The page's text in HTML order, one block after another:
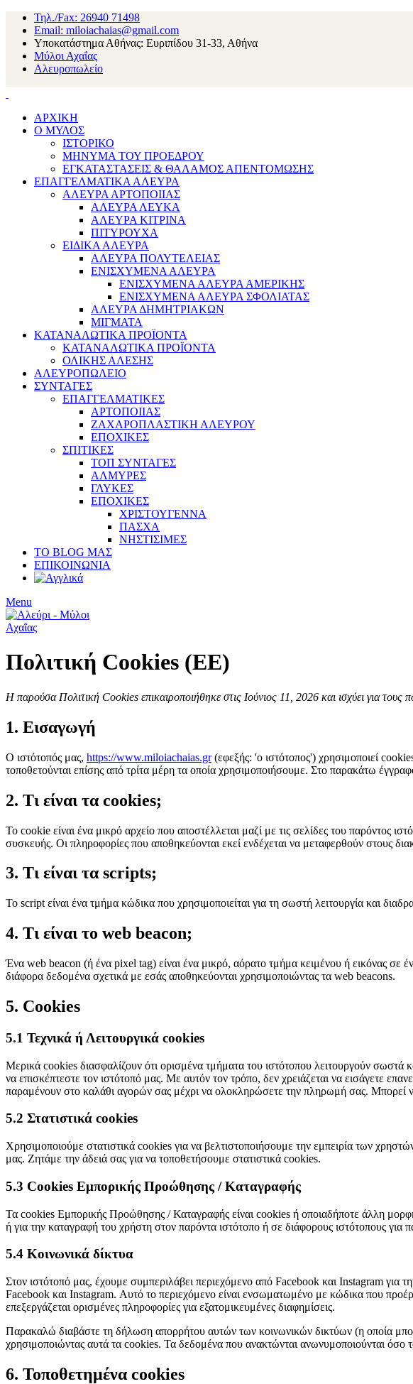
Τηλ./Fax: 26940 71498
Email: miloiachaias@gmail.com
Υποκατάστημα Αθήνας: Ευριπίδου 31-33, Αθήνα
Μύλοι Αχαΐας
Αλευροπωλείο
ΑΡΧΙΚΗ
Ο ΜΥΛΟΣ
ΙΣΤΟΡΙΚΟ
ΜΗΝΥΜΑ ΤΟΥ ΠΡΟΕΔΡΟΥ
ΕΓΚΑΤΑΣΤΑΣΕΙΣ & ΘΑΛΑΜΟΣ ΑΠΕΝΤΟΜΩΣΗΣ
ΕΠΑΓΓΕΛΜΑΤΙΚΑ ΑΛΕΥΡΑ
ΑΛΕΥΡΑ ΑΡΤΟΠΟΙΙΑΣ
ΑΛΕΥΡΑ ΛΕΥΚΑ
ΑΛΕΥΡΑ ΚΙΤΡΙΝΑ
ΠΙΤΥΡΟΥΧΑ
ΕΙΔΙΚΑ ΑΛΕΥΡΑ
ΑΛΕΥΡΑ ΠΟΛΥΤΕΛΕΙΑΣ
ΕΝΙΣΧΥΜΕΝΑ ΑΛΕΥΡΑ
ΕΝΙΣΧΥΜΕΝΑ ΑΛΕΥΡΑ ΑΜΕΡΙΚΗΣ
ΕΝΙΣΧΥΜΕΝΑ ΑΛΕΥΡΑ ΣΦΟΛΙΑΤΑΣ
ΑΛΕΥΡΑ ΔΗΜΗΤΡΙΑΚΩΝ
ΜΙΓΜΑΤΑ
ΚΑΤΑΝΑΛΩΤΙΚΑ ΠΡΟΪΟΝΤΑ
ΚΑΤΑΝΑΛΩΤΙΚΑ ΠΡΟΪΟΝΤΑ
ΟΛΙΚΗΣ ΑΛΕΣΗΣ
ΑΛΕΥΡΟΠΩΛΕΙΟ
ΣΥΝΤΑΓΕΣ
ΕΠΑΓΓΕΛΜΑΤΙΚΕΣ
ΑΡΤΟΠΟΙΙΑΣ
ΖΑΧΑΡΟΠΛΑΣΤΙΚΗ ΑΛΕΥΡΟΥ
ΕΠΟΧΙΚΕΣ
ΣΠΙΤΙΚΕΣ
ΤΟΠ ΣΥΝΤΑΓΕΣ
ΑΛΜΥΡΕΣ
ΓΛΥΚΕΣ
ΕΠΟΧΙΚΕΣ
ΧΡΙΣΤΟΥΓΕΝΝΑ
ΠΑΣΧΑ
ΝΗΣΤΙΣΙΜΕΣ
ΤΟ BLOG ΜΑΣ
ΕΠΙΚΟΙΝΩΝΙΑ
Menu
Πολιτική Cookies (ΕΕ)
Η παρούσα Πολιτική Cookies επικαιροποιήθηκε στις Ιούνιος 11, 2026 και ισχύει για
1. Εισαγωγή
Ο ιστότοπός μας, https://www.miloiachaias.gr(εφεξής: 'ο ιστότοπος') χρησιμοποιεί
τοποθετούνται επίσης από τρίτα μέρη τα οποία χρησιμοποιήσουμε. Στο παρακάτω
2. Τι είναι τα cookies;
Το cookie είναι ένα μικρό αρχείο που αποστέλλεται μαζί με τις σελίδες του παρόντος
συσκευής. Οι πληροφορίες που αποθηκεύονται εκεί ενδέχεται να μεταφερθούν στους
3. Τι είναι τα scripts;
Το script είναι ένα τμήμα κώδικα που χρησιμοποιείται για τη σωστή λειτουργία και
4. Τι είναι το web beacon;
Ένα web beacon (ή ένα pixel tag) είναι ένα μικρό, αόρατο τμήμα κειμένου ή εικόνας σε
διάφορα δεδομένα σχετικά με εσάς αποθηκεύονται χρησιμοποιώντας τα web beacons.
5. Cookies
5.1 Τεχνικά ή Λειτουργικά cookies
Μερικά cookies διασφαλίζουν ότι ορισμένα τμήματα του ιστότοπου λειτουργούν
να επισκέπτεστε τον ιστότοπό μας. Με αυτόν τον τρόπο, δεν χρειάζεται να εισάγετε
παραμένουν στο καλάθι αγορών σας μέχρι να ολοκληρώσετε την πληρωμή σας. Μπορεί
5.2 Στατιστικά cookies
Χρησιμοποιούμε στατιστικά cookies για να βελτιστοποιήσουμε την εμπειρία των
μας. Ζητάμε την άδειά σας για να τοποθετήσουμε στατιστικά cookies.
5.3 Cookies Εμπορικής Προώθησης / Καταγραφής
Τα cookies Εμπορικής Προώθησης / Καταγραφής είναι cookies ή οποιαδήποτε άλλη
ή για την καταγραφή του χρήστη στον παρόντα ιστότοπο ή σε διάφορους ιστότοπους
5.4 Κοινωνικά δίκτυα
Στον ιστότοπό μας, έχουμε συμπεριλάβει περιεχόμενο από Facebook και Instagram
Facebook και Instagram. Αυτό το περιεχόμενο είναι ενσωματωμένο με κώδικα που
επεξεργάζεται ορισμένες πληροφορίες για εξατομικευμένες διαφημίσεις.
Παρακαλώ διαβάστε τη δήλωση απορρήτου αυτών των κοινωνικών δικτύων (η οποία
χρησιμοποιώντας αυτά τα cookies. Τα δεδομένα που ανακτώνται ανωνυμοποιούνται όσο
6. Τοποθετημένα cookies